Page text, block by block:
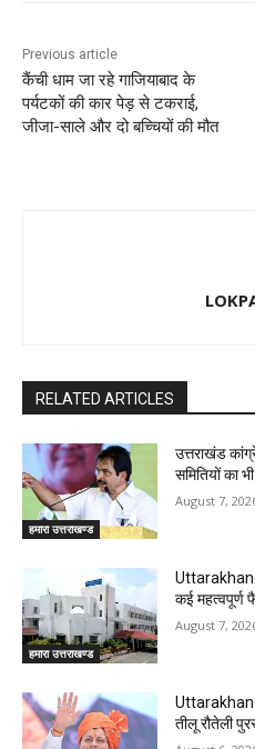
Previous article
कैंची धाम जा रहे गाजियाबाद के
पर्यटकों की कार पेड़ से टकराई,
जीजा-साले और दो बच्चियों की मौत
RELATED ARTICLES
हमारा उत्तराखण्ड
उत्तराखंड
समितियों का
August 7,
हमारा उत्तराखण्ड
कई महत्वपूर्ण
August 7,
तीलू रौतेली